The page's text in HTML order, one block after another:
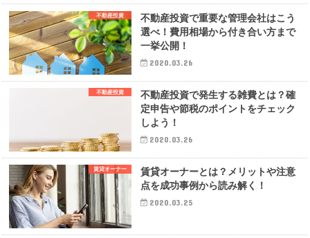
不動産投資
不動産投資で重要な管理会社はこう
選べ！費用相場から付き合い方まで
一挙公開！
2020.03.26
不動産投資
不動産投資で発生する雑費とは？確
定申告や節税のポイントをチェック
しよう！
2020.03.26
賃貸オーナー
賃貸オーナーとは？メリットや注意
点を成功事例から読み解く！
2020.03.25